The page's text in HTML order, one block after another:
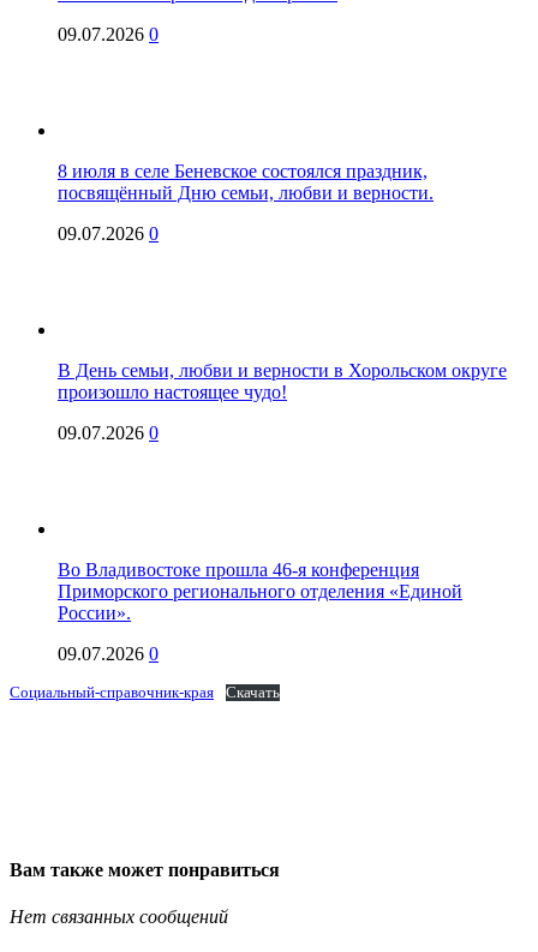
09.07.2026 0
8 июля в селе Беневское состоялся праздник,
посвящённый Дню семьи, любви и верности.
09.07.2026 0
В День семьи, любви и верности в Хорольском округе
произошло настоящее чудо!
09.07.2026 0
Во Владивостоке прошла 46-я конференция
Приморского регионального отделения «Единой
России».
09.07.2026 0
Социальный-справочник-края Скачать
Вам также может понравиться
Нет связанных сообщений